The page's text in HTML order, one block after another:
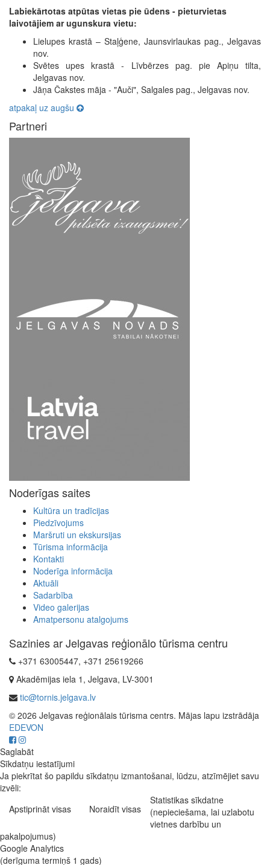
Labiekārtotas atpūtas vietas pie ūdens - pieturvietas
laivotājiem ar ugunskura vietu:
Lielupes krastā – Staļģene, Jaunsvirlaukas pag., Jelgavas
nov.
Svētes upes krastā - Līvbērzes pag. pie Apiņu tilta,
Jelgavas nov.
Jāņa Čakstes māja - "Auči", Salgales pag., Jelgavas nov.
atpakaļ uz augšu
Partneri
Noderīgas saites
Kultūra un tradīcijas
Piedzīvojums
Maršruti un ekskursijas
Tūrisma informācija
Kontakti
Noderīga informācija
Aktuāli
Sadarbība
Video galerijas
Amatpersonu atalgojums
Sazinies ar Jelgavas reģionālo tūrisma centru
+371 63005447, +371 25619266
Akadēmijas iela 1, Jelgava, LV-3001
tic@tornis.jelgava.lv
© 2026 Jelgavas reģionālais tūrisma centrs. Mājas lapu izstrādāja
EDEVON
Saglabāt
Sīkdatņu iestatījumi
Ja piekrītat šo papildu sīkdatņu izmantošanai, lūdzu, atzīmējiet savu
izvēli:
Apstiprināt visas
Noraidīt visas
Statistikas sīkdatne
(nepieciešama, lai uzlabotu
vietnes darbību un
pakalpojumus)
Google Analytics
(derīguma termiņš 1 gads)